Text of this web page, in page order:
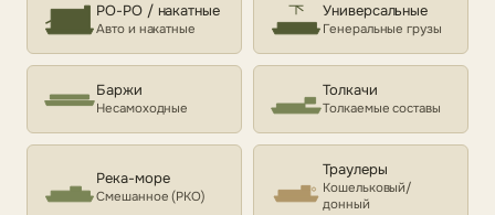
РО-РО / накатные
Авто и накатные
Универсальные
Генеральные грузы
Баржи
Несамоходные
Толкачи
Толкаемые составы
Река-море
Смешанное (РКО)
Траулеры
Кошельковый/
донный